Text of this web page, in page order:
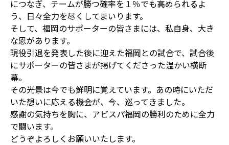
につなぎ、チームが勝つ確率を１％でも高められるよ
う、日々全力を尽くしてまいります。
そして、福岡のサポーターの皆さまには、私自身、大き
な恩があります。
現役引退を発表した後に迎えた福岡との試合で、試合後
にサポーターの皆さまが掲げてくださった温かい横断
幕。
その光景は今でも鮮明に覚えています。あの時にいただ
いた想いに応える機会が、今、巡ってきました。
感謝の気持ちを胸に、アビスパ福岡の勝利のために全力
で闘います。
どうぞよろしくお願いいたします。